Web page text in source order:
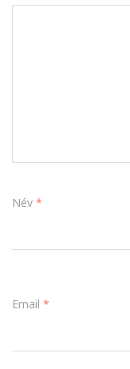
Név *
Email *